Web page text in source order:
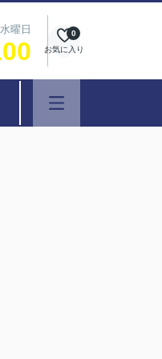
曜日
お気に入り
0